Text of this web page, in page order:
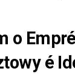
o
é